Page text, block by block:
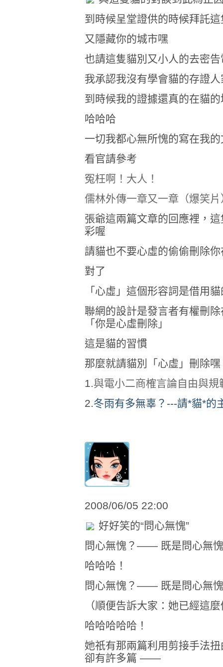
到時候呈堂證供的時候拜託
又隱藏你的城市嘿
也請這隻貓別又小人的去密
我承認我沒有學會貓的存證
到時候我的證據還真的在貓的
哈哈哈
一切我都心無所愧的寫在我
看官請參考
冤枉啊！大人！
儒林外傳一章又一章（爆笑片
張爺這兩篇文章的回應裡，
彩喔
請貓也不要心虛的偷偷刪除
對了
「心虛」這個形容詞是借用
聯網的設計是發言者有權刪
「你是心虛刪除」
這是貓的習慣
那麼就請貓別「心虛」刪除嘿
1.與電小二商榷言論自由與規
2.冬雨有多無辜？---請*貓*的
2008/06/05 22:00
好好笑的“問心無愧”
問心無愧？—— 既是問心無
哈哈哈！
問心無愧？—— 既是問心無
（順便告訴大家：她已經這
哈哈哈哈哈！
她祇有那兩篇利用剪接手法
卻有許多篇 ——